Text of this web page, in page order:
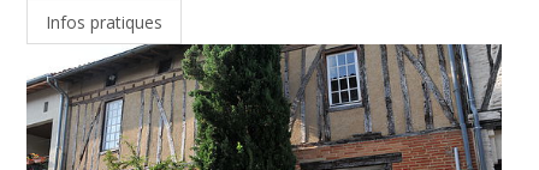
Infos pratiques